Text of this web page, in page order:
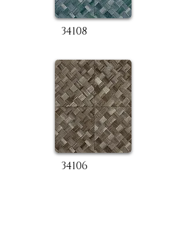
34108
34106